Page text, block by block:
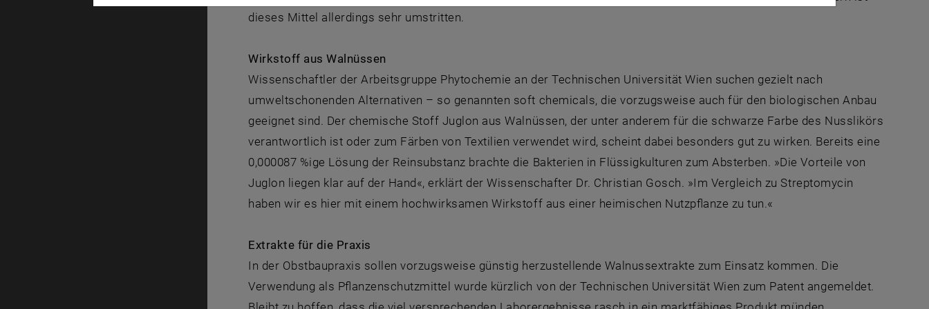
dieses Mittel allerdings sehr umstritten.
Wirkstoff aus Walnüssen
Wissenschaftler der Arbeitsgruppe Phytochemie an der Technischen Universität Wien suchen gezielt nach
umweltschonenden Alternativen – so genannten soft chemicals, die vorzugsweise auch für den biologischen Anbau
geeignet sind. Der chemische Stoff Juglon aus Walnüssen, der unter anderem für die schwarze Farbe des Nusslikörs
verantwortlich ist oder zum Färben von Textilien verwendet wird, scheint dabei besonders gut zu wirken. Bereits eine
0,000087 %ige Lösung der Reinsubstanz brachte die Bakterien in Flüssigkulturen zum Absterben. »Die Vorteile von
Juglon liegen klar auf der Hand«, erklärt der Wissenschafter Dr. Christian Gosch. »Im Vergleich zu Streptomycin
haben wir es hier mit einem hochwirksamen Wirkstoff aus einer heimischen Nutzpflanze zu tun.«
Extrakte für die Praxis
In der Obstbaupraxis sollen vorzugsweise günstig herzustellende Walnussextrakte zum Einsatz kommen. Die
Verwendung als Pflanzenschutzmittel wurde kürzlich von der Technischen Universität Wien zum Patent angemeldet.